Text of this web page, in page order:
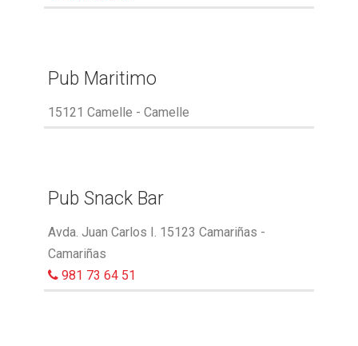
Pub Maritimo
15121 Camelle - Camelle
Pub Snack Bar
Avda. Juan Carlos I. 15123 Camariñas -
Camariñas
981 73 64 51